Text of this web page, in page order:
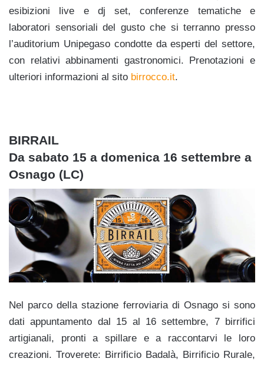
esibizioni live e dj set, conferenze tematiche e
laboratori sensoriali del gusto che si terranno presso
l’auditorium Unipegaso condotte da esperti del settore,
con relativi abbinamenti gastronomici. Prenotazioni e
ulteriori informazioni al sito birrocco.it.
BIRRAIL
Da sabato 15 a domenica 16 settembre a
Osnago (LC)
Nel parco della stazione ferroviaria di Osnago si sono
dati appuntamento dal 15 al 16 settembre, 7 birrifici
artigianali, pronti a spillare e a raccontarvi le loro
creazioni. Troverete: Birrificio Badalà, Birrificio Rurale,